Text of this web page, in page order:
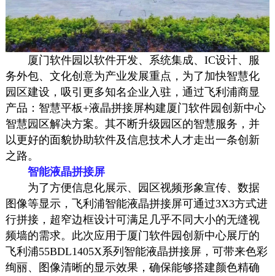
厦门软件园以软件开发、系统集成、IC设计、服
务外包、文化创意为产业发展重点，为了加快智慧化
园区建设，吸引更多知名企业入驻，通过飞利浦商显
产品：智慧平板+液晶拼接屏构建厦门软件园创新中心
智慧园区解决方案。其不断升级园区的智慧服务，并
以更好的面貌协助软件及信息技术人才走出一条创新
之路。
智能液晶拼接屏
为了方便信息化展示、园区视频形象宣传、数据
图像等显示，飞利浦智能液晶拼接屏可通过3X3方式进
行拼接，超窄边框设计可满足几乎不同大小的无缝视
频墙的需求。此次应用于厦门软件园创新中心展厅的
飞利浦55BDL1405X系列智能液晶拼接屏，可带来色彩
绚丽、图像清晰的显示效果，确保能够搭建颜色精确